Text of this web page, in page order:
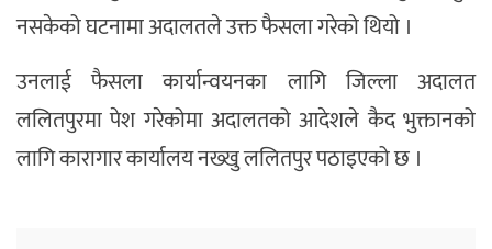
नसकेको घटनामा अदालतले उक्त फैसला गरेको थियो ।
उनलाई फैसला कार्यान्वयनका लागि जिल्ला अदालत
ललितपुरमा पेश गरेकोमा अदालतको आदेशले कैद भुक्तानको
लागि कारागार कार्यालय नख्खु ललितपुर पठाइएको छ ।